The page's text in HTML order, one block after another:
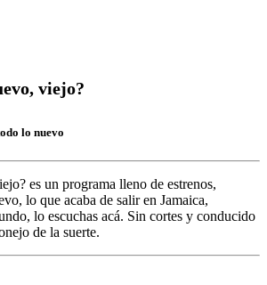
viejo?
lo nuevo
es un programa lleno de estrenos,
lo que acaba de salir en Jamaica,
lo escuchas acá. Sin cortes y conducido
de la suerte.